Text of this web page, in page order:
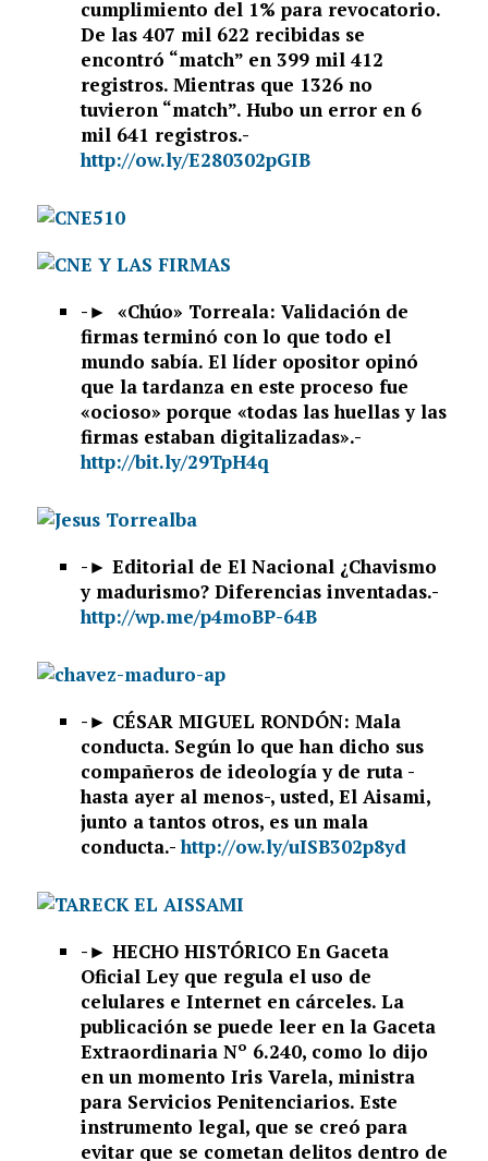
cumplimiento del 1% para revocatorio.
De las 407 mil 622 recibidas se
encontró “match” en 399 mil 412
registros. Mientras que 1326 no
tuvieron “match”. Hubo un error en 6
mil 641 registros.-
http://ow.ly/E280302pGIB
-►
«Chúo» Torreala: Validación de
firmas terminó con lo que todo el
mundo sabía. El líder opositor opinó
que la tardanza en este proceso fue
«ocioso» porque «todas las huellas y las
firmas estaban digitalizadas».-
http://bit.ly/29TpH4q
-► Editorial de El Nacional ¿Chavismo
y madurismo? Diferencias inventadas.-
http://wp.me/p4moBP-64B
-► CÉSAR MIGUEL RONDÓN: Mala
conducta. Según lo que han dicho sus
compañeros de ideología y de ruta -
hasta ayer al menos-, usted, El Aisami,
junto a tantos otros, es un mala
conducta.-http://ow.ly/uISB302p8yd
-► HECHO HISTÓRICO En Gaceta
Oficial Ley que regula el uso de
celulares e Internet en cárceles. La
publicación se puede leer en la Gaceta
Extraordinaria Nº 6.240, como lo dijo
en un momento Iris Varela, ministra
para Servicios Penitenciarios. Este
instrumento legal, que se creó para
evitar que se cometan delitos dentro de